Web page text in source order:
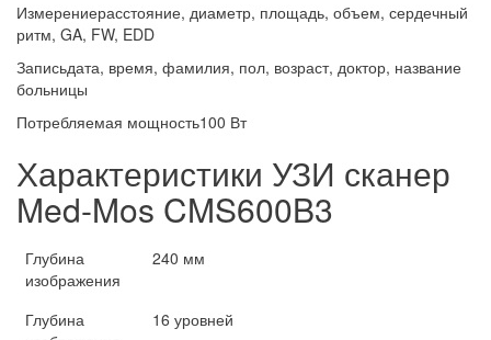
Измерениерасстояние, диаметр, площадь, объем, сердечный
ритм, GA, FW, EDD
Записьдата, время, фамилия, пол, возраст, доктор, название
больницы
Потребляемая мощность100 Вт
Характеристики УЗИ сканер
Med-Mos CMS600B3
Глубина
изображения
240 мм
Глубина
16 уровней